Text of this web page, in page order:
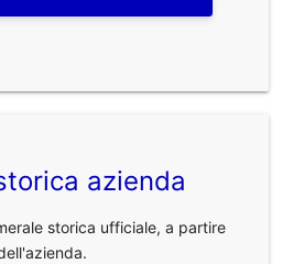
azienda
storica ufficiale, a partire